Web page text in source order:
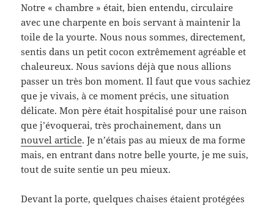
Notre « chambre » était, bien entendu, circulaire
avec une charpente en bois servant à maintenir la
toile de la yourte. Nous nous sommes, directement,
sentis dans un petit cocon extrêmement agréable et
chaleureux. Nous savions déjà que nous allions
passer un très bon moment. Il faut que vous sachiez
que je vivais, à ce moment précis, une situation
délicate. Mon père était hospitalisé pour une raison
que j’évoquerai, très prochainement, dans un
nouvel article. Je n’étais pas au mieux de ma forme
mais, en entrant dans notre belle yourte, je me suis,
tout de suite sentie un peu mieux.
Devant la porte, quelques chaises étaient protégées